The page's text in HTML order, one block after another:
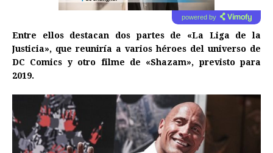
powered by
Entre ellos destacan dos partes de «La Liga de la
Justicia», que reuniría a varios héroes del universo de
DC Comics y otro filme de «Shazam», previsto para
2019.